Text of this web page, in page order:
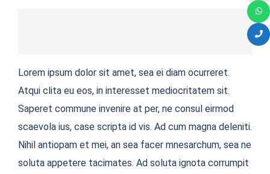
Lorem ipsum dolor sit amet, sea ei diam ocurreret.
Atqui clita eu eos, in interesset mediocritatem sit.
Saperet commune invenire at per, ne consul eirmod
scaevola ius, case scripta id vis. Ad cum magna deleniti.
Nihil antiopam et mei, an sea facer mnesarchum, sea ne
soluta appetere tacimates. Ad soluta ignota corrumpit